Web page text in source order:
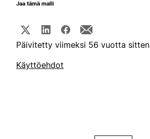
Jaa tämä malli
Päivitetty viimeksi 56 vuotta sitten
Käyttöehdot